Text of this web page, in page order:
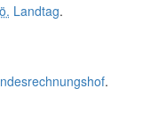
Landtag.
.